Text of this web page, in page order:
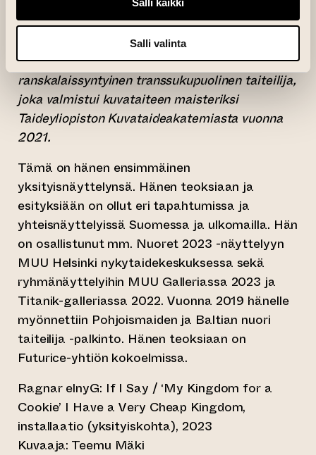
Salli valinta
puitteissa haluaisin tutkia mikä kaikki muu
onkaan vielä mahdollista.
RAGNAR ELNYG (1993–) on
ranskalaissyntyinen transsukupuolinen taiteilija,
joka valmistui kuvataiteen maisteriksi
Taideyliopiston Kuvataideakatemiasta vuonna
2021.
Tämä on hänen ensimmäinen
yksityisnäyttelynsä. Hänen teoksiaan ja
esityksiään on ollut eri tapahtumissa ja
yhteisnäyttelyissä Suomessa ja ulkomailla. Hän
on osallistunut mm. Nuoret 2023 -näyttelyyn
MUU Helsinki nykytaidekeskuksessa sekä
ryhmänäyttelyihin MUU Galleriassa 2023 ja
Titanik-galleriassa 2022. Vuonna 2019 hänelle
myönnettiin Pohjoismaiden ja Baltian nuori
taiteilija -palkinto. Hänen teoksiaan on
Futurice-yhtiön kokoelmissa.
Ragnar elnyG: If I Say / ‘My Kingdom for a
Cookie’ I Have a Very Cheap Kingdom,
installaatio (yksityiskohta), 2023
Kuvaaja: Teemu Mäki